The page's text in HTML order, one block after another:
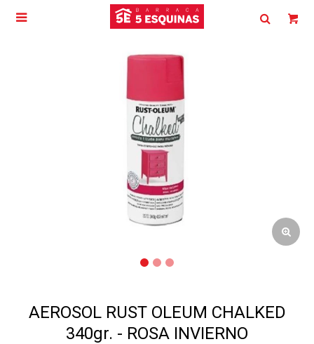

AEROSOL RUST OLEUM CHALKED
340gr. - ROSA INVIERNO